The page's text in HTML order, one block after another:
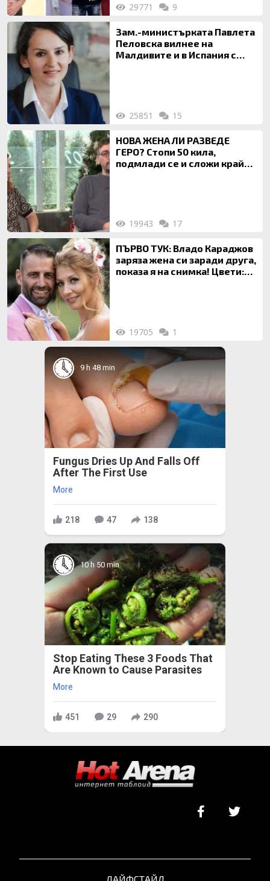
29771 9
Зам.-министърката Павлета
Пеловска вилнее на
Малдивите и в Испания с
25851 15
НОВА ЖЕНА ЛИ РАЗВЕДЕ
ГЕРО? Стопи 50 кила,
подмлади се и сложи край
19943 17
ПЪРВО ТУК: Владо Караджов
заряза жена си заради друга,
показа я на снимка! Цвети:
19705 1
9 h 48 min
Fungus Dries Up And Falls Off
After The First Use
More
218 47 138
10 h 50 min
Stop Eating These 3 Foods That
Are Known to Cause Parasites
More
451 29 290
ЛАЙФСТАЙЛ